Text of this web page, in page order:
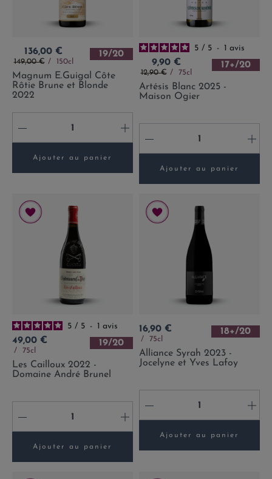
Prix
136,00 €
Prix de base
149,00 € 150cl
19/20
Magnum E.Guigal Côte
Rôtie Brune et Blonde
2022
- +
Ajouter au panier
5 / 5 - 1 avis
Prix
9,90 €
Prix de base
12,90 € 75cl
17+/20
Artésis Blanc 2025 -
Maison Ogier
- +
Ajouter au panier
5 / 5 - 1 avis
Prix
49,00 €
75cl
19/20
Les Cailloux 2022 -
Domaine André Brunel
- +
Ajouter au panier
Prix
16,90 €
75cl
18+/20
Alliance Syrah 2023 -
Jocelyne et Yves Lafoy
- +
Ajouter au panier